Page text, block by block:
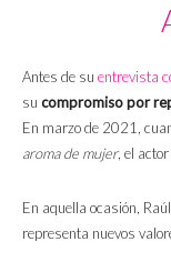
Antes de su entrevista
su compromiso por
En marzo de 2021,
aroma de mujer, el
En aquella ocasión,
representa nuevos